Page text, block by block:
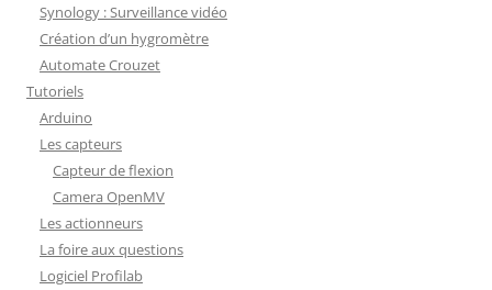
Synology : Surveillance vidéo
Création d’un hygromètre
Automate Crouzet
Tutoriels
Arduino
Les capteurs
Capteur de flexion
Camera OpenMV
Les actionneurs
La foire aux questions
Logiciel Profilab